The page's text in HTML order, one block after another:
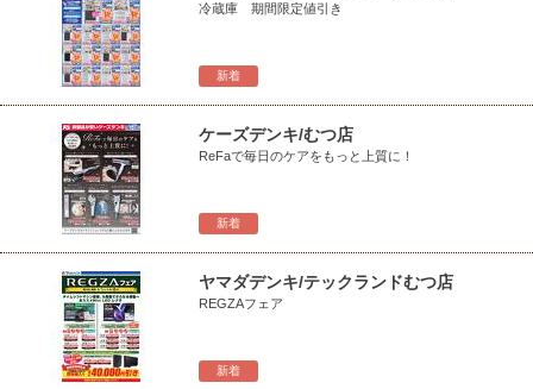
新着
冷蔵庫 期間限定値引き
新着
ケーズデンキ/むつ店
ReFaで毎日のケアをもっと上質に！
新着
ヤマダデンキ/テックランドむつ店
REGZAフェア